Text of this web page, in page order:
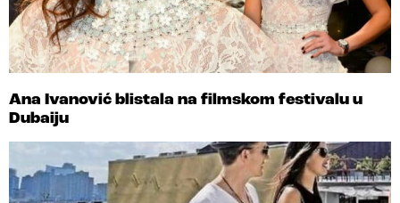
Ana Ivanović blistala na filmskom festivalu u
Dubaiju